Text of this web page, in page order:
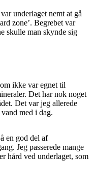
underlaget nemt at gå
zone’. Begrebet var
skulle man skynde sig
ikke var egnet til
Det har nok noget
Det var jeg allerede
med i dag.
en god del af
Jeg passerede mange
hård ved underlaget, som